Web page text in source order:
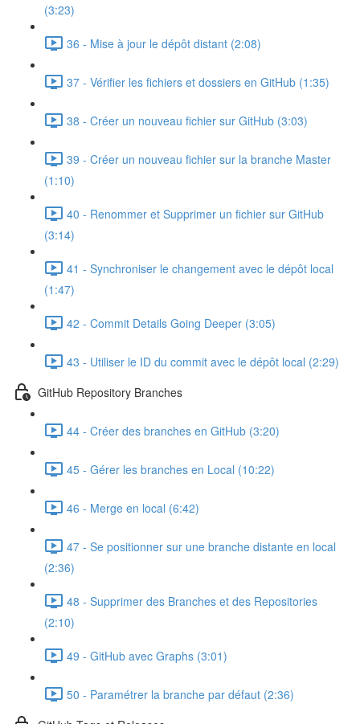
(3:23)
36 - Mise à jour le dépôt distant (2:08)
37 - Vérifier les fichiers et dossiers en GitHub (1:35)
38 - Créer un nouveau fichier sur GitHub (3:03)
39 - Créer un nouveau fichier sur la branche Master
(1:10)
40 - Renommer et Supprimer un fichier sur GitHub
(3:14)
41 - Synchroniser le changement avec le dépôt local
(1:47)
42 - Commit Details Going Deeper (3:05)
43 - Utiliser le ID du commit avec le dépôt local (2:29)
GitHub Repository Branches
44 - Créer des branches en GitHub (3:20)
45 - Gérer les branches en Local (10:22)
46 - Merge en local (6:42)
47 - Se positionner sur une branche distante en local
(2:36)
48 - Supprimer des Branches et des Repositories
(2:10)
49 - GitHub avec Graphs (3:01)
50 - Paramétrer la branche par défaut (2:36)